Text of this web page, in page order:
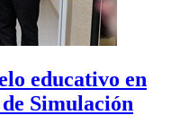
educativo en
Simulación